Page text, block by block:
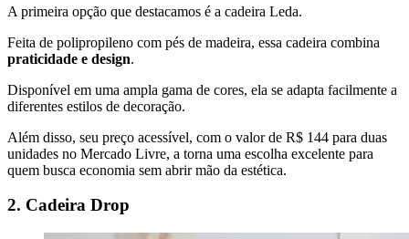
A primeira opção que destacamos é a cadeira Leda.
Feita de polipropileno com pés de madeira, essa cadeira combina
praticidade e design.
Disponível em uma ampla gama de cores, ela se adapta facilmente a
diferentes estilos de decoração.
Além disso, seu preço acessível, com o valor de R$ 144 para duas
unidades no Mercado Livre, a torna uma escolha excelente para
quem busca economia sem abrir mão da estética.
2. Cadeira Drop